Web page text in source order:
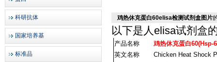
科研抗体
国家培养基
标准品
鸡热休克蛋白60elisa检测试剂盒图片
以下是 人elisa试剂盒
产品名称
鸡热休克蛋白60(Hsp-
英文名称
Chicken Heat Shock